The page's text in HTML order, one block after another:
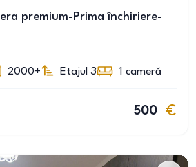
premium-Prima închiriere-
2000+ Etajul 3 1 cameră
500